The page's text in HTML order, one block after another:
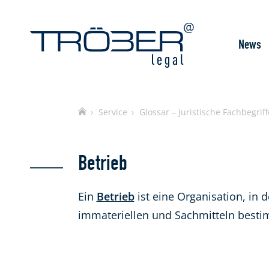
News
HomeService Glossar – Juristische
Betrieb
Ein Betriebist eine Organisation, in
immateriellen und Sachmitteln